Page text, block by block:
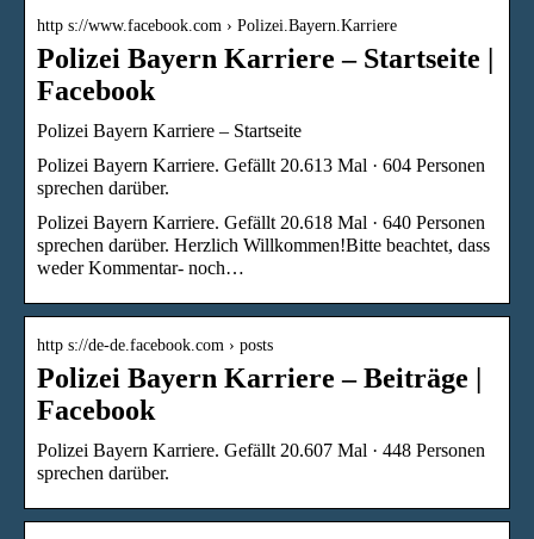
http s://www.facebook.com › Polizei.Bayern.Karriere
Polizei Bayern Karriere – Startseite |
Facebook
Polizei Bayern Karriere – Startseite
Polizei Bayern Karriere. Gefällt 20.613 Mal · 604 Personen
sprechen darüber.
Polizei Bayern Karriere. Gefällt 20.618 Mal · 640 Personen
sprechen darüber. Herzlich Willkommen!Bitte beachtet, dass
weder Kommentar- noch…
http s://de-de.facebook.com › posts
Polizei Bayern Karriere – Beiträge |
Facebook
Polizei Bayern Karriere. Gefällt 20.607 Mal · 448 Personen
sprechen darüber.